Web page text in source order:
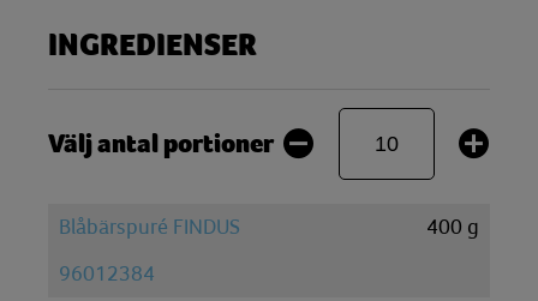
INGREDIENSER
Välj antal portioner
Blåbärspuré FINDUS
96012384
400 g